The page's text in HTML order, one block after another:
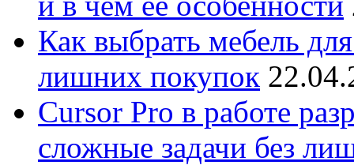
Как выбрать мебель
лишних покупок
Cursor Pro в работе
сложные задачи без